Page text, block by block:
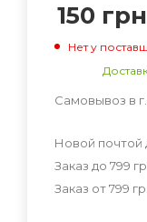
150 грн
Нет у
Самовывоз в
Новой почтой
Заказ до 799
Заказ от 799